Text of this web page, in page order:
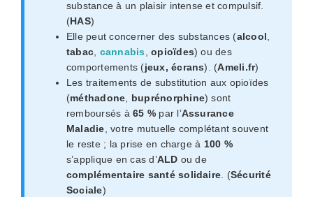
substance à un plaisir intense et compulsif.
(HAS)
Elle peut concerner des substances (alcool
tabac cannabis ,opioïdes) ou des
comportements (jeux, écrans). (Ameli.fr)
Les traitements de substitution aux opioïdes
(méthadone buprénorphine) sont
remboursés à65 % par l’Assurance
Maladie , votre mutuelle complétant souvent
le reste ; la prise en charge à 100 %
s’applique en cas d’ALD ou de
complémentaire santé solidaire . (Sécurité
Sociale)